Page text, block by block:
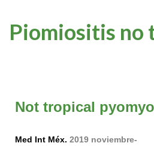
Piomiositis no
Not tropical
Med Int Méx. 2019 noviembre-